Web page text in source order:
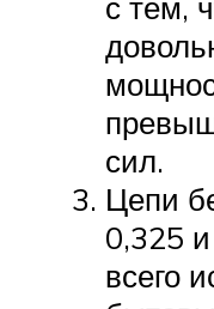
сил.
Цепи
0,325
всего